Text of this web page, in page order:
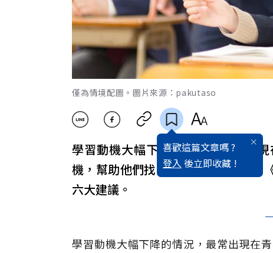
僅為情境配圖。圖片來源：pakutaso
喜歡這篇文章嗎 ?
登入 後立即收藏 !
學習動機大幅下降的情況，最常出
機，幫助他們找到心中的「蝴蝶」？
六大建議。
學習動機大幅下降的情況，最常出現在